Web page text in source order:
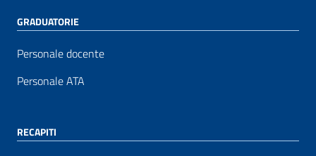
GRADUATORIE
Personale docente
Personale ATA
RECAPITI